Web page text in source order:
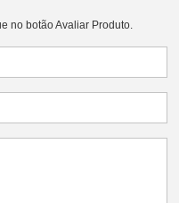
no botão Avaliar Produto.